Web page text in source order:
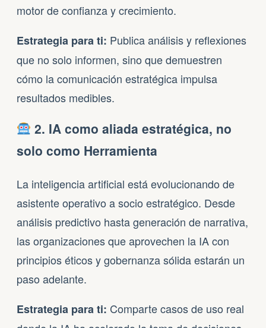
motor de confianza y crecimiento.
Estrategia para ti: Publica análisis y reflexiones
que no solo informen, sino que demuestren
cómo la comunicación estratégica impulsa
resultados medibles.
2. IA como aliada estratégica, no
solo como Herramienta
La inteligencia artificial está evolucionando de
asistente operativo a socio estratégico. Desde
análisis predictivo hasta generación de narrativa,
las organizaciones que aprovechen la IA con
principios éticos y gobernanza sólida estarán un
paso adelante.
Estrategia para ti: Comparte casos de uso real